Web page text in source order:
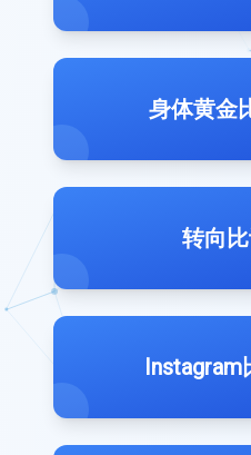
身体黄金
转向
Instagram